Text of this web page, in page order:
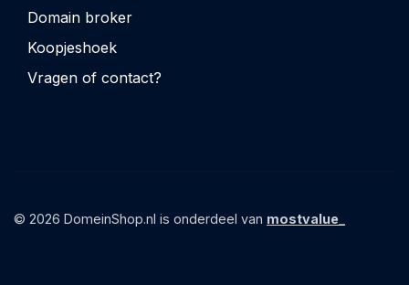
Domain broker
Koopjeshoek
Vragen of contact?
© 2026 DomeinShop.nl is onderdeel van mostvalue_